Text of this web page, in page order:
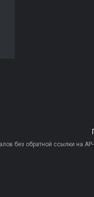
без обратной ссылки на